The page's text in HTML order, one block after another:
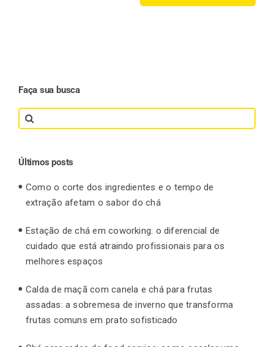
Faça sua busca
Search
for:
Últimos posts
Como o corte dos ingredientes e o tempo de
extração afetam o sabor do chá
Estação de chá em coworking: o diferencial de
cuidado que está atraindo profissionais para os
melhores espaços
Calda de maçã com canela e chá para frutas
assadas: a sobremesa de inverno que transforma
frutas comuns em prato sofisticado